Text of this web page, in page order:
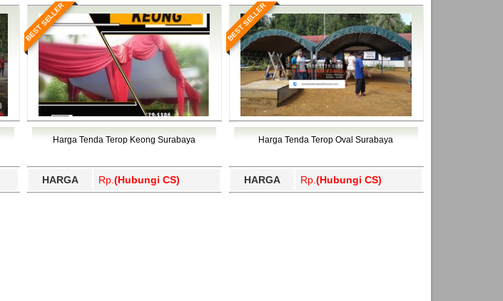
BEST SELLER
Harga Tenda Terop Keong Surabaya
HARGA Rp. (Hubungi CS)
BEST SELLER
Harga Tenda Terop Oval Surabaya
HARGA Rp. (Hubungi CS)